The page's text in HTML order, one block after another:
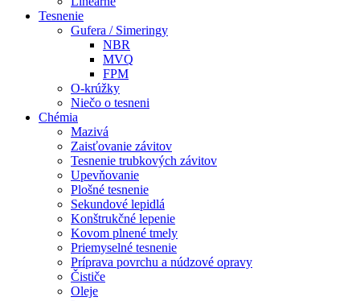
Tesnenie
Gufera / Simeringy
NBR
MVQ
FPM
O-krúžky
Niečo o tesneni
Chémia
Mazivá
Zaisťovanie závitov
Tesnenie trubkových závitov
Upevňovanie
Plošné tesnenie
Sekundové lepidlá
Konštrukčné lepenie
Kovom plnené tmely
Priemyselné tesnenie
Príprava povrchu a núdzové opravy
Čističe
Oleje